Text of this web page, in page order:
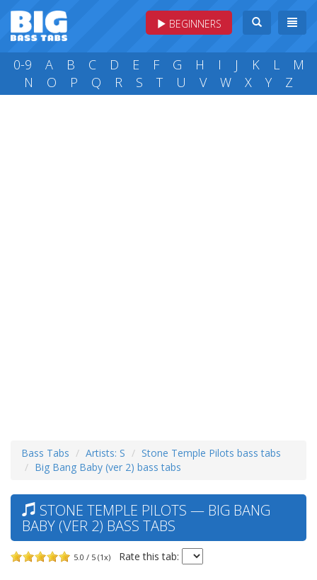
BEGINNERS
0-9 A B C D E F G H I J K L
M
N
O P Q R S T U V W X Y Z
Bass Tabs Artists: S
Stone Temple Pilots bass tabs
Big Bang Baby (ver 2) bass tabs
STONE TEMPLE PILOTS — BIG BANG
BABY (VER 2) BASS TABS
5.0 / 5 (1x) Rate this tab: